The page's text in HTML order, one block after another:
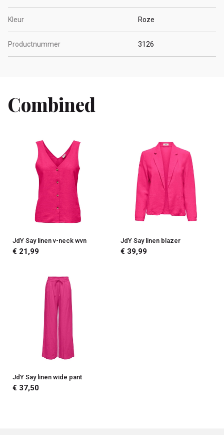
Kleur Roze
Productnummer 3126
Combined
JdY Say linen v-neck wvn
€ 21,99
JdY Say linen blazer
€ 39,99
JdY Say linen wide pant
€ 37,50